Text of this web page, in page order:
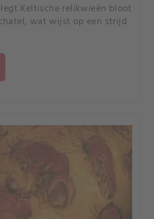
Keltische relikwieën bloot
wat wijst op een strijd